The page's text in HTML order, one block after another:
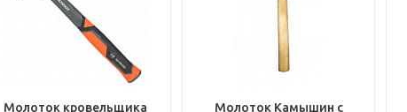
Молоток кровельщика
Молоток Камышин с